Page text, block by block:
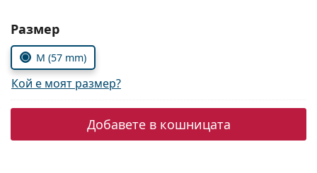
Изберете параметри
Размер
M (57 mm)
Кой е моят размер?
Добавете в кошницата